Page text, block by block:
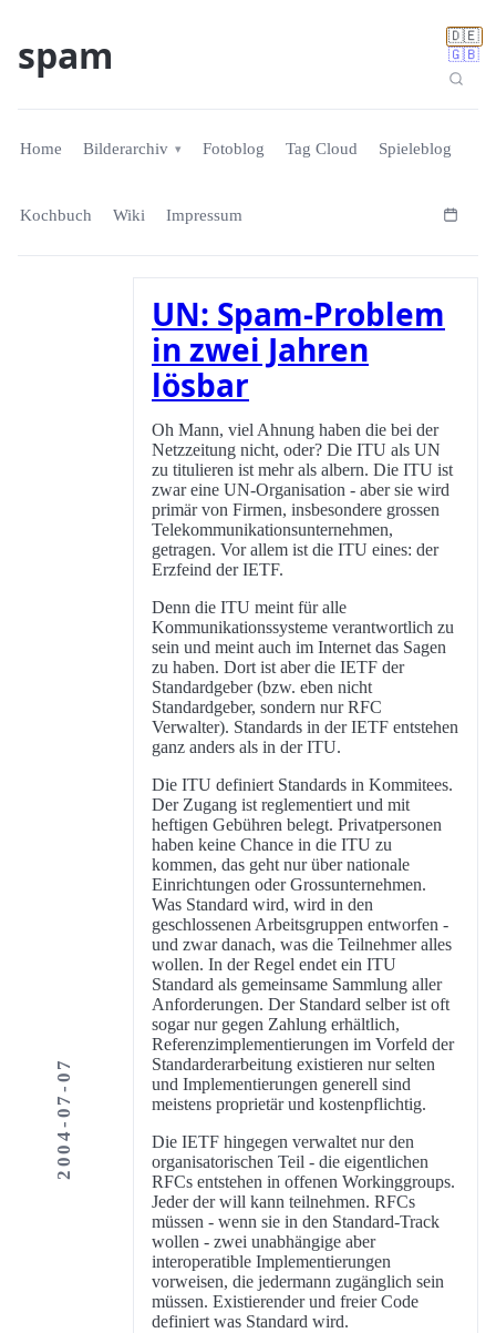
🇩🇪
🇬🇧
spam
Home Bilderarchiv Fotoblog Tag Cloud Spieleblog
Kochbuch Wiki Impressum
2004-07-07
UN: Spam-Problem
in zwei Jahren
lösbar
Oh Mann, viel Ahnung haben die bei der
Netzzeitung nicht, oder? Die ITU als UN
zu titulieren ist mehr als albern. Die ITU ist
zwar eine UN-Organisation - aber sie wird
primär von Firmen, insbesondere grossen
Telekommunikationsunternehmen,
getragen. Vor allem ist die ITU eines: der
Erzfeind der IETF.
Denn die ITU meint für alle
Kommunikationssysteme verantwortlich zu
sein und meint auch im Internet das Sagen
zu haben. Dort ist aber die IETF der
Standardgeber (bzw. eben nicht
Standardgeber, sondern nur RFC
Verwalter). Standards in der IETF entstehen
ganz anders als in der ITU.
Die ITU definiert Standards in Kommitees.
Der Zugang ist reglementiert und mit
heftigen Gebühren belegt. Privatpersonen
haben keine Chance in die ITU zu
kommen, das geht nur über nationale
Einrichtungen oder Grossunternehmen.
Was Standard wird, wird in den
geschlossenen Arbeitsgruppen entworfen -
und zwar danach, was die Teilnehmer alles
wollen. In der Regel endet ein ITU
Standard als gemeinsame Sammlung aller
Anforderungen. Der Standard selber ist oft
sogar nur gegen Zahlung erhältlich,
Referenzimplementierungen im Vorfeld der
Standarderarbeitung existieren nur selten
und Implementierungen generell sind
meistens proprietär und kostenpflichtig.
Die IETF hingegen verwaltet nur den
organisatorischen Teil - die eigentlichen
RFCs entstehen in offenen Workinggroups.
Jeder der will kann teilnehmen. RFCs
müssen - wenn sie in den Standard-Track
wollen - zwei unabhängige aber
interoperatible Implementierungen
vorweisen, die jedermann zugänglich sein
müssen. Existierender und freier Code
definiert was Standard wird.